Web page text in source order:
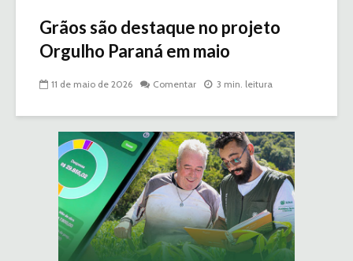
Grãos são destaque no projeto
Orgulho Paraná em maio
11 de maio de 2026 Comentar 3 min. leitura